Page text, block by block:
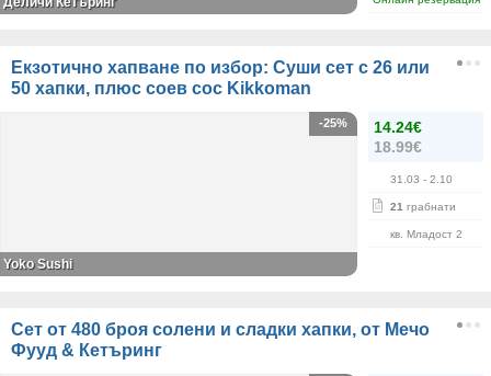
Екзотично хапване по избор: Суши сет с 26 или
50 хапки, плюс соев сос Kikkoman
14.24€
18.99€
31.03 - 2.10
21 грабнати
кв. Младост 2
-25%
Yoko Sushi
Сет от 480 броя солени и сладки хапки, от Мечо
Фууд & Кетъринг